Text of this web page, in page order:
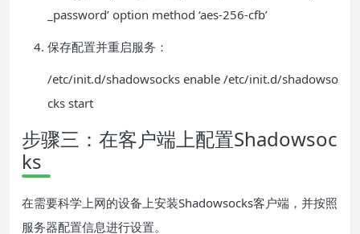
_password’ option method ‘aes-256-cfb’
保存配置并重启服务：
/etc/init.d/shadowsocks enable /etc/init.d/shadowso
cks start
步骤三：在客户端上配置Shadowsoc
ks
在需要科学上网的设备上安装Shadowsocks客户端，并按照
服务器配置信息进行设置。